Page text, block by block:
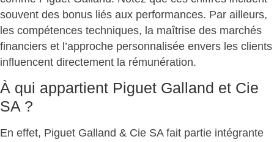
souvent des bonus liés aux performances. Par ailleurs,
les compétences techniques, la maîtrise des marchés
financiers et l’approche personnalisée envers les clients
influencent directement la rémunération.
À qui appartient Piguet Galland et Cie
SA ?
En effet, Piguet Galland & Cie SA fait partie intégrante